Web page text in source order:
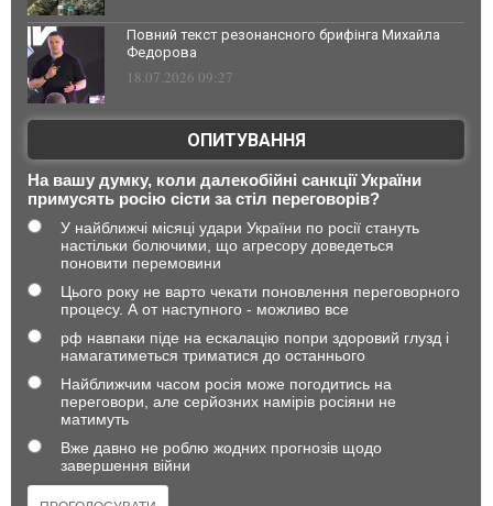
Повний текст резонансного брифінга Михайла
Федорова
18.07.2026 09:27
ОПИТУВАННЯ
На вашу думку, коли далекобійні санкції України
примусять росію сісти за стіл переговорів?
У найближчі місяці удари України по росії стануть
настільки болючими, що агресору доведеться
поновити перемовини
Цього року не варто чекати поновлення переговорного
процесу. А от наступного - можливо все
рф навпаки піде на ескалацію попри здоровий глузд і
намагатиметься триматися до останнього
Найближчим часом росія може погодитись на
переговори, але серйозних намірів росіяни не
матимуть
Вже давно не роблю жодних прогнозів щодо
завершення війни